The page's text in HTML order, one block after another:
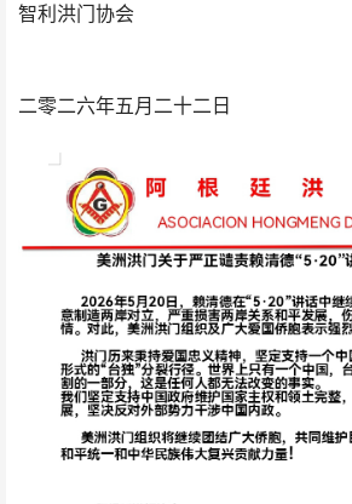
智利洪门协会
二零二六年五月二十二日